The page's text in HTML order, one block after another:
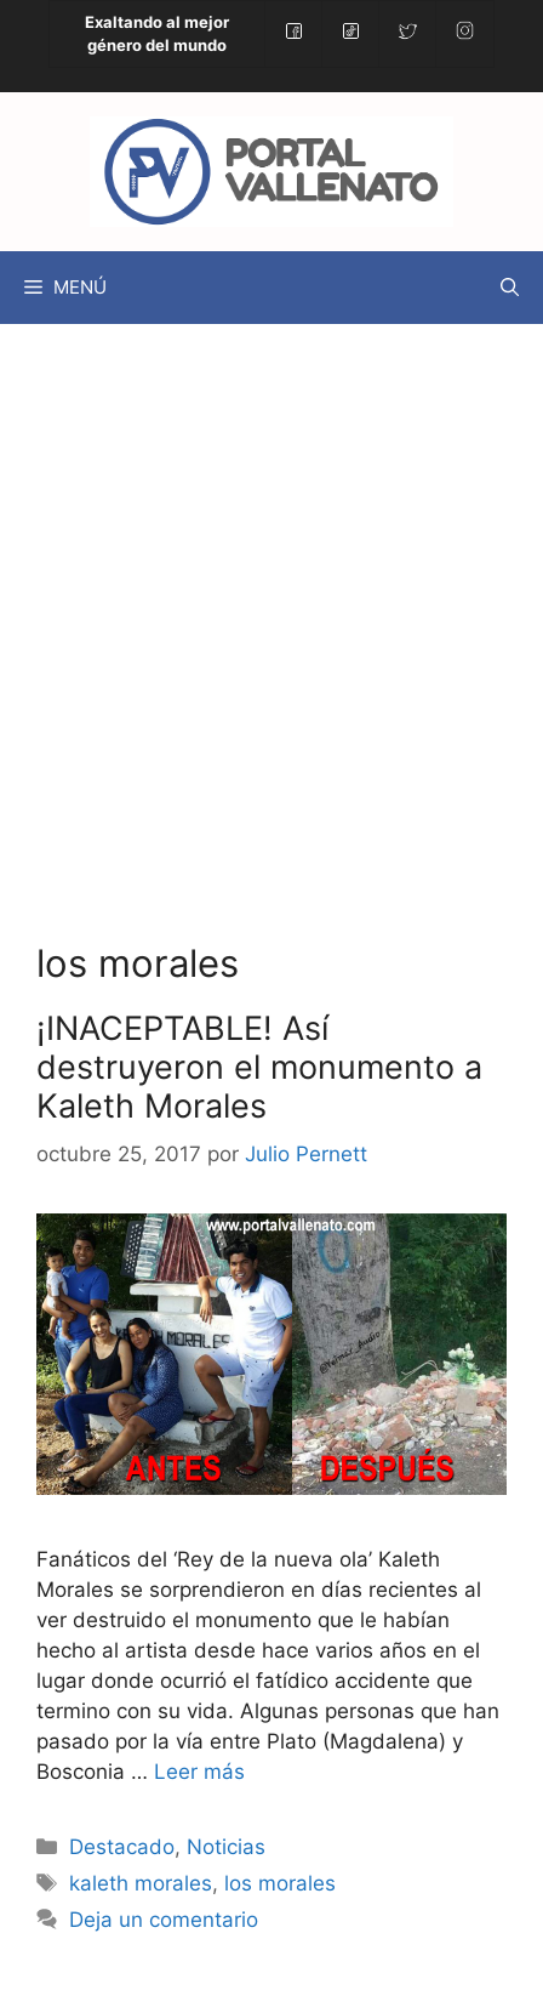
Exaltando al mejor
género del mundo
MENÚ
los morales
¡INACEPTABLE! Así
destruyeron el monumento a
Kaleth Morales
octubre 25, 2017 por Julio Pernett
Fanáticos del ‘Rey de la nueva ola’ Kaleth
Morales se sorprendieron en días recientes al
ver destruido el monumento que le habían
hecho al artista desde hace varios años en el
lugar donde ocurrió el fatídico accidente que
termino con su vida. Algunas personas que han
pasado por la vía entre Plato (Magdalena) y
Bosconia … Leer más
Destacado, Noticias
kaleth morales, los morales
Deja un comentario